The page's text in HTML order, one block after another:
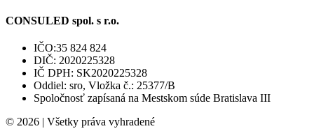
CONSULED spol. s r.o.
IČO:35 824 824
DIČ: 2020225328
IČ DPH: SK2020225328
Oddiel: sro, Vložka č.: 25377/B
Spoločnosť zapísaná na Mestskom súde Bratislava III
© 2026 | Všetky práva vyhradené